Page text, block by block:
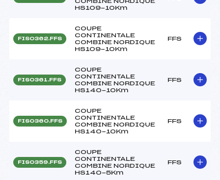
HS109-10Km
FIS0362.FFS
COUPE
CONTINENTALE
COMBINE NORDIQUE
HS109-10Km
FFS
FIS0361.FFS
COUPE
CONTINENTALE
COMBINE NORDIQUE
HS140-10Km
FFS
FIS0360.FFS
COUPE
CONTINENTALE
COMBINE NORDIQUE
HS140-10Km
FFS
FIS0359.FFS
COUPE
CONTINENTALE
COMBINE NORDIQUE
HS140-5Km
FFS